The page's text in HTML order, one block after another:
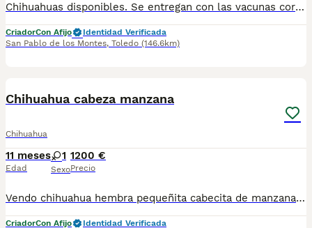
Chihuahuas disponibles. Se entregan con las vacunas correspondientes a su edad, desparasitados y la inscripción del pedigrí de la R.S.C.E con afijo de los Montes de Castilla. Codigo de explotación ES451500000153. Consulta los perritos que hay disponibles en el 649305707 y te paso información y fotos por whatsapp
CriadorCon Afijo
Identidad Verificada
San Pablo de los Montes, Toledo (146.6km)
Chihuahua cabeza manzana
Chihuahua
11 meses
Edad
1
Sexo
1200 €
Precio
Vendo chihuahua hembra pequeñita cabecita de manzana. Disponible para reservar. Se entregaría a partir de los 2 meses de edad con 2 vacunas, 2 desparasitaciones y la inscripción del pedigree de la R.S.C.E con afijo de los Montes de Castilla. Más información por teléfono o whatsapp al 649305707
CriadorCon Afijo
Identidad Verificada